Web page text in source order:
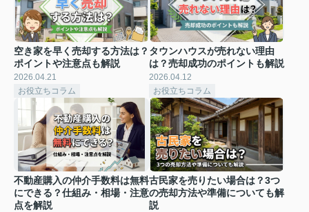
空き家を早く売却する方法は？
ポイントや注意点も解説
2026.04.21
お役立ちコラム
タウンハウスが売れない理由
は？売却成功のポイントも解説
2026.04.12
お役立ちコラム
不動産購入の仲介手数料は無料
にできる？仕組み・相場・注意
点を解説
古民家を売りたい場合は？3つ
の売却方法や準備についても解
説